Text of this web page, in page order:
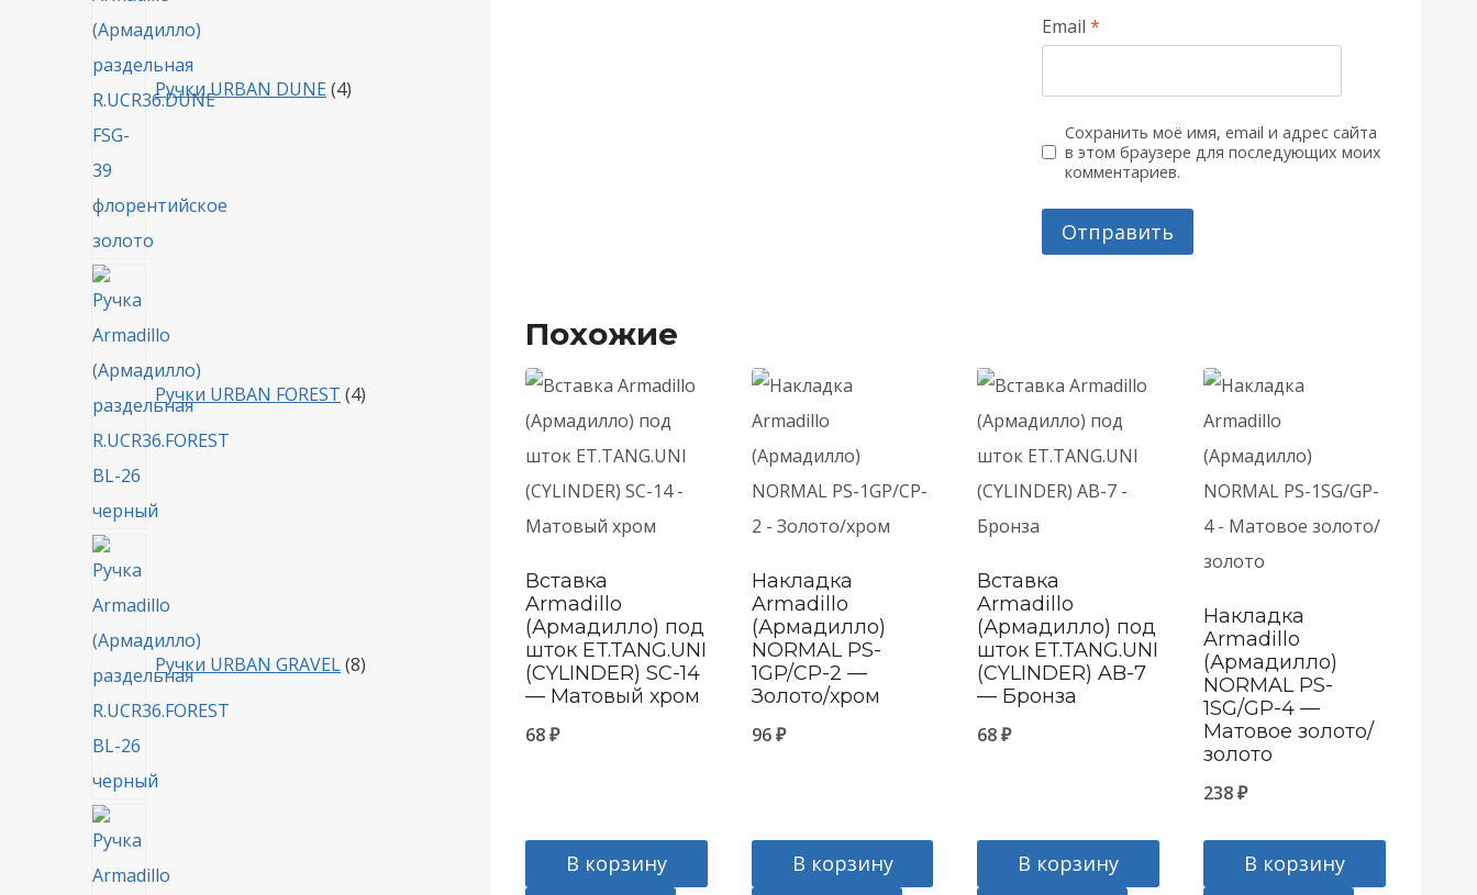
Email *
Сохранить моё имя, email и адрес сайта
в этом браузере для последующих моих
комментариев.
Похожие
Вставка
Armadillo
(Армадилло) под
шток ET.TANG.UNI
(CYLINDER) SC-14
— Матовый хром
68₽
В корзину
Накладка
Armadillo
(Армадилло)
NORMAL PS-
1GP/CP-2 —
Золото/хром
96₽
В корзину
Вставка
Armadillo
(Армадилло) под
шток ET.TANG.UNI
(CYLINDER) AB-7
— Бронза
68₽
В корзину
Накладка
Armadillo
(Армадилло)
NORMAL PS-
1SG/GP-4 —
Матовое золото/
золото
238₽
В корзину
Ручки URBAN DUNE 4
Ручки URBAN FOREST 4
Ручки URBAN GRAVEL 8